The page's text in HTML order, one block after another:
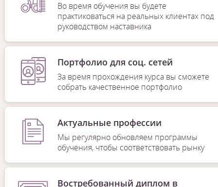
Во время обучения вы будете
практиковаться на реальных клиентах под
руководством наставника
Портфолио для соц. сетей
За время прохождения курса вы сможете
собрать качественное портфолио
Актуальные профессии
Мы регулярно обновляем программы
обучения, чтобы соответствовать рынку
Востребованный диплом в